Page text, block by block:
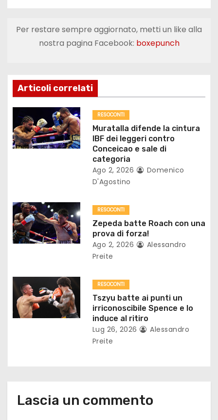
g
i
o
n
e
t
i
c
l
i
Per restare sempre aggiornato, metti un like alla
nostra pagina Facebook: boxepunch
Articoli correlati
RESOCONTI
Muratalla difende la cintura
IBF dei leggeri contro
Conceicao e sale di
categoria
Ago 2, 2026
Domenico
D'Agostino
RESOCONTI
Zepeda batte Roach con una
prova di forza!
Ago 2, 2026
Alessandro
Preite
RESOCONTI
Tszyu batte ai punti un
irriconoscibile Spence e lo
induce al ritiro
Lug 26, 2026
Alessandro
Preite
Lascia un commento